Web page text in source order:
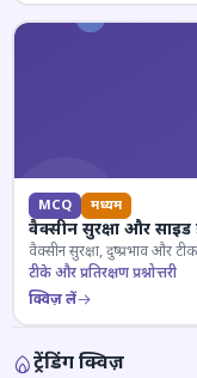
MCQ मध्यम
वैक्सीन सुरक्षा और
वैक्सीन सुरक्षा, दुष्प्रभाव और
टीके और प्रतिरक्षण प्रश्नोत्तरी
क्विज़ लें
ट्रेंडिंग क्विज़